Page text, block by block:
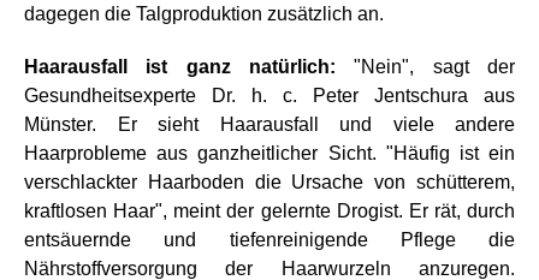
dagegen die Talgproduktion zusätzlich an.
Haarausfall ist ganz natürlich: "Nein", sagt der
Gesundheitsexperte Dr. h. c. Peter Jentschura aus
Münster. Er sieht Haarausfall und viele andere
Haarprobleme aus ganzheitlicher Sicht. "Häufig ist ein
verschlackter Haarboden die Ursache von schütterem,
kraftlosen Haar", meint der gelernte Drogist. Er rät, durch
entsäuernde und tiefenreinigende Pflege die
Nährstoffversorgung der Haarwurzeln anzuregen.